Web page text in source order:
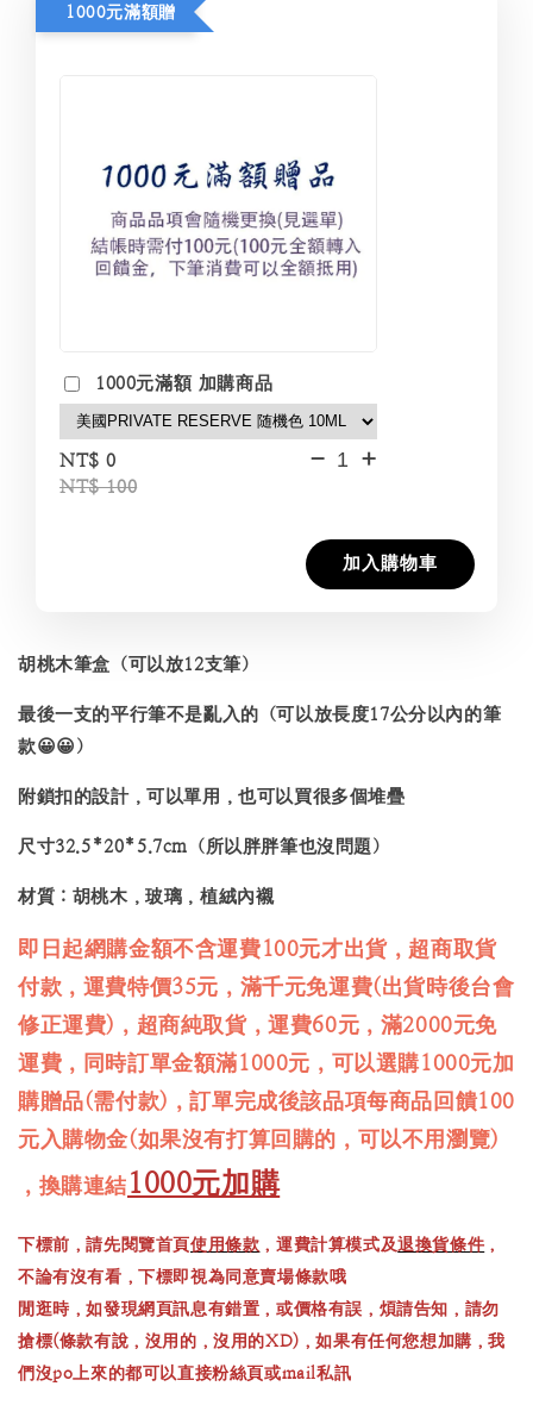
1000元滿額贈
1000元滿額 加購商品
NT$ 0
NT$ 100
- +
加入購物車
胡桃木筆盒（可以放12支筆）
最後一支的平行筆不是亂入的（可以放長度17公分以內的筆
款😀😀）
附鎖扣的設計，可以單用，也可以買很多個堆疊
尺寸32.5*20*5.7cm（所以胖胖筆也沒問題）
材質：胡桃木，玻璃，植絨內襯
即日起網購金額不含運費100元才出貨，超商取貨
付款，運費特價35元，滿千元免運費(出貨時後台會
修正運費)，超商純取貨，運費60元，滿2000元免
運費，同時訂單金額滿1000元，可以選購1000元加
購贈品(需付款)，訂單完成後該品項每商品回饋100
元入購物金(如果沒有打算回購的，可以不用瀏覽)
，換購連結1000元加購
下標前，請先閱覽首頁使用條款 ，運費計算模式及退換貨條件 ，
不論有沒有看，下標即視為同意賣場條款哦
閒逛時，如發現網頁訊息有錯置，或價格有誤，煩請告知，請勿
搶標(條款有說，沒用的，沒用的XD)，如果有任何您想加購，我
們沒po上來的都可以直接粉絲頁或mail私訊